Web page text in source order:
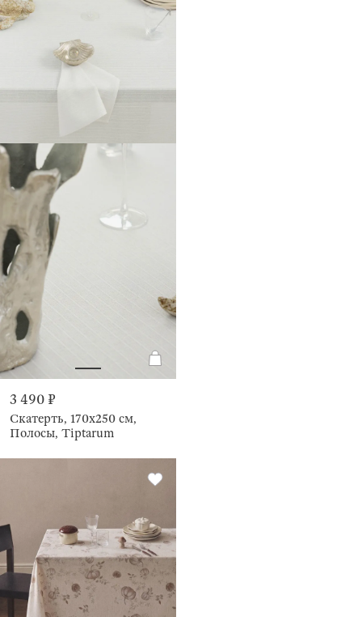
3 490 ₽
Скатерть, 170х250 см,
Полосы, Tiptarum